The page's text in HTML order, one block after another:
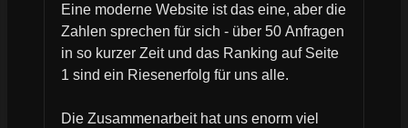
Eine moderne Website ist das eine, aber die
Zahlen sprechen für sich - über 50 Anfragen
in so kurzer Zeit und das Ranking auf Seite
1 sind ein Riesenerfolg für uns alle.
Die Zusammenarbeit hat uns enorm viel